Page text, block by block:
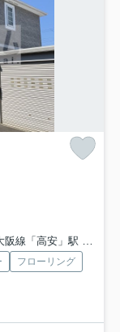
「高安」駅 徒歩15分
フローリング